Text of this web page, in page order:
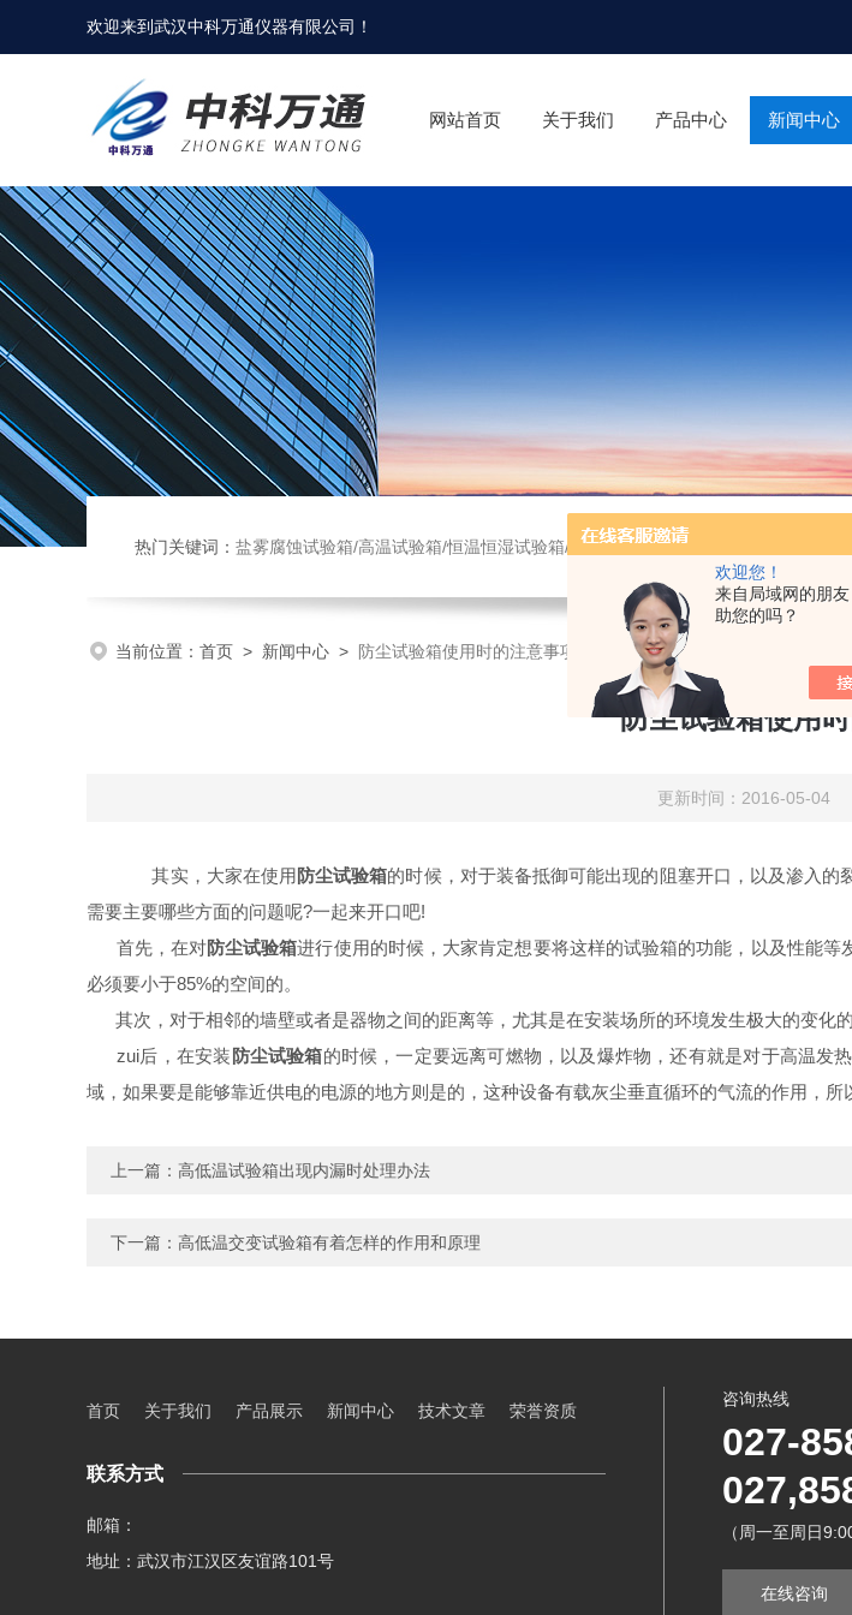
欢迎您！
来自局域网的朋
助您的吗？
欢迎来到武汉中科万通仪器有限公司 ！
网站首页 关于我们 产品中心 新闻中心
热门关键词： 盐雾腐蚀试验箱/高温试验箱/恒温恒湿试验箱/紫外光老化试验箱/鼓风干燥箱/振动试
当前位置： 首页 > 新闻中心 > 防尘试验箱使用时的注意事项
防尘试验箱使用
更新时间：2016-05-04
其实，大家在使用 防尘试验箱的时候，对于装备抵御可能出现的阻塞开口，以及渗入的
需要主要哪些方面的问题呢?一起来开口吧!
首先，在对防尘试验箱进行使用的时候，大家肯定想要将这样的试验箱的功能，以及性能
必须要小于85%的空间的。
其次，对于相邻的墙壁或者是器物之间的距离等，尤其是在安装场所的环境发生极大的变化
zui后，在安装 防尘试验箱的时候，一定要远离可燃物，以及爆炸物，还有就是对于高温发
域，如果要是能够靠近供电的电源的地方则是的，这种设备有载灰尘垂直循环的气流的作用，
上一篇： 高低温试验箱出现内漏时处理办法
下一篇： 高低温交变试验箱有着怎样的作用和原理
首页 关于我们 产品展示 新闻中心 技术文章 荣誉资质
联系方式
邮箱：
地址：武汉市江汉区友谊路101号
咨询热线
027-
（周一至周日
在线咨询